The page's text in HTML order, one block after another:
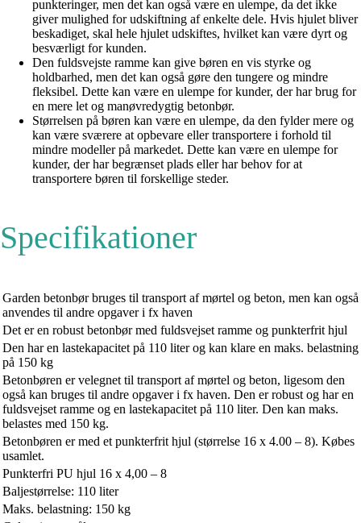
punkteringer, men det kan også være en ulempe, da det ikke
giver mulighed for udskiftning af enkelte dele. Hvis hjulet bliver
beskadiget, skal hele hjulet udskiftes, hvilket kan være dyrt og
besværligt for kunden.
Den fuldsvejste ramme kan give børen en vis styrke og
holdbarhed, men det kan også gøre den tungere og mindre
fleksibel. Dette kan være en ulempe for kunder, der har brug for
en mere let og manøvredygtig betonbør.
Størrelsen på børen kan være en ulempe, da den fylder mere og
kan være sværere at opbevare eller transportere i forhold til
mindre modeller på markedet. Dette kan være en ulempe for
kunder, der har begrænset plads eller har behov for at
transportere børen til forskellige steder.
Specifikationer
Garden betonbør bruges til transport af mørtel og beton, men kan også
anvendes til andre opgaver i fx haven
Det er en robust betonbør med fuldsvejset ramme og punkterfrit hjul
Den har en lastekapacitet på 110 liter og kan klare en maks. belastning
på 150 kg
Betonbøren er velegnet til transport af mørtel og beton, ligesom den
også kan bruges til andre opgaver i fx haven. Den er robust og har en
fuldsvejset ramme og en lastekapacitet på 110 liter. Den kan maks.
belastes med 150 kg.
Betonbøren er med et punkterfrit hjul (størrelse 16 x 4.00 – 8). Købes
usamlet.
Punkterfri PU hjul 16 x 4,00 – 8
Baljestørrelse: 110 liter
Maks. belastning: 150 kg